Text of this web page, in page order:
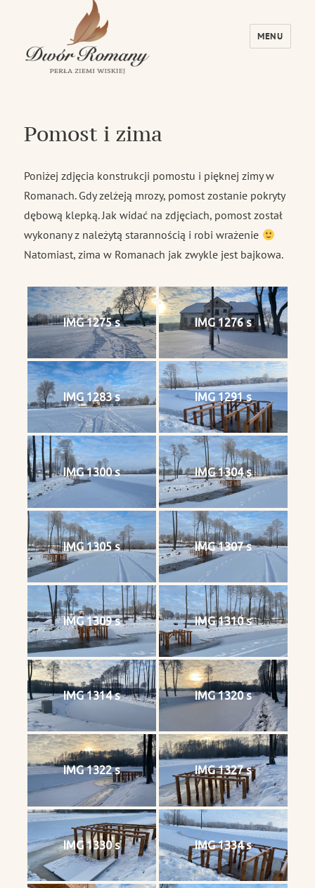
MENU
Pomost i zima
Poniżej zdjęcia konstrukcji pomostu i pięknej zimy w
Romanach. Gdy zelżeją mrozy, pomost zostanie pokryty
dębową klepką. Jak widać na zdjęciach, pomost został
wykonany z należytą starannością i robi wrażenie
Natomiast, zima w Romanach jak zwykle jest bajkowa.
IMG 1275 s IMG 1276 s
IMG 1283 s IMG 1291 s
IMG 1300 s IMG 1304 s
IMG 1305 s IMG 1307 s
IMG 1309 s IMG 1310 s
IMG 1314 s IMG 1320 s
IMG 1322 s IMG 1327 s
IMG 1330 s IMG 1334 s